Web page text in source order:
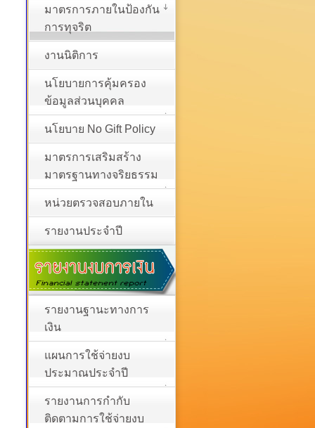
มาตรการภายในป้องกัน
การทุจริต
งานนิติการ
นโยบายการคุ้มครอง
ข้อมูลส่วนบุคคล
นโยบาย No Gift Policy
มาตรการเสริมสร้าง
มาตรฐานทางจริยธรรม
หน่วยตรวจสอบภายใน
รายงานประจำปี
รายงานฐานะทางการ
เงิน
แผนการใช้จ่ายงบ
ประมาณประจำปี
รายงานการกำกับ
ติดตามการใช้จ่ายงบ